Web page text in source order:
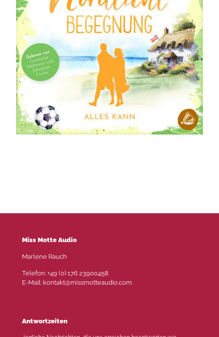
Miss Motte Audio
Marlene Rauch
Telefon: +49 (0) 176 23900458
E-Mail: kontakt@missmotteaudio.com
Antwortzeiten